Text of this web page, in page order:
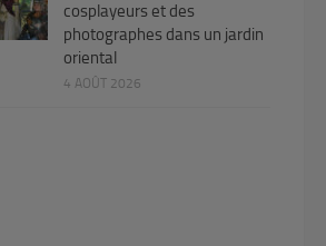
cosplayeurs et des
photographes dans un jardin
oriental
4 AOÛT 2026